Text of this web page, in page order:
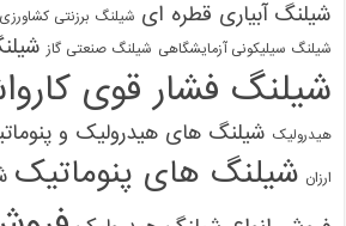
شیلنگ آبیاری قطره ای شیلنگ برزنتی کشاورزی
شیلنگ سیلیکونی آزمایشگاهی شیلنگ صنعتی گاز
شیلنگ فشار قوی
هیدرولیک شیلنگ های هیدرولیک و
ارزان شیلنگ های پنوماتیک